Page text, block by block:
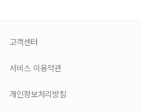
고객센터
서비스 이용약관
개인정보처리방침